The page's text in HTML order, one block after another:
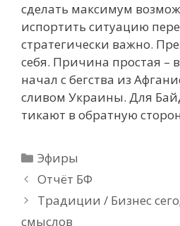
сделать максимум
испортить ситуацию
стратегически важно.
себя. Причина простая –
начал с бегства из
сливом Украины. Для
тикают в обратную
Рубрики
Эфиры
Отчёт БФ
Традиции / Бизнес
смыслов